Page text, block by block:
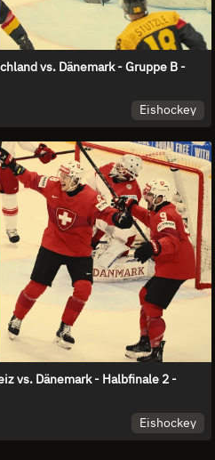
vs. Dänemark - Gruppe B -
Eishockey
vs. Dänemark - Halbfinale 2 -
Eishockey